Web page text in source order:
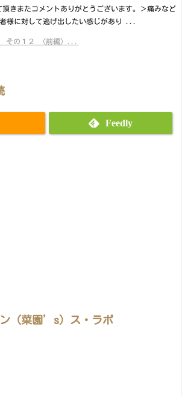
きまたコメントありがとうございます。＞痛みなど
様に対して逃げ出したい感じがあり ...
その１２ （前編）...
Feedly
（菜園’s）ス・ラボ